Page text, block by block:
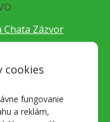
cookies
fungovanie
a reklám,
Chata Zázvor
necestou